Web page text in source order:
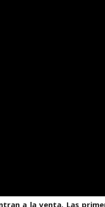
a la venta. Las